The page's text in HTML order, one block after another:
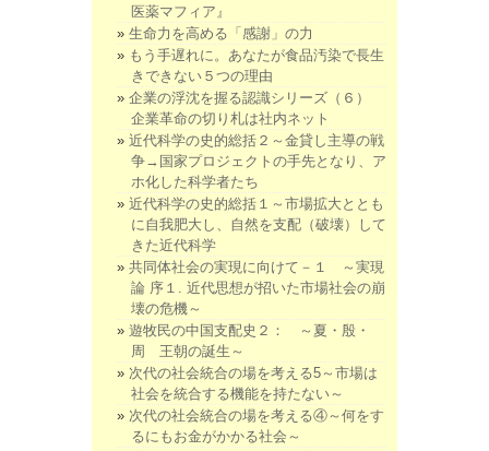
医薬マフィア』
生命力を高める「感謝」の力
もう手遅れに。あなたが食品汚染で長生
きできない５つの理由
企業の浮沈を握る認識シリーズ（６）
企業革命の切り札は社内ネット
近代科学の史的総括２～金貸し主導の戦
争→国家プロジェクトの手先となり、ア
ホ化した科学者たち
近代科学の史的総括１～市場拡大ととも
に自我肥大し、自然を支配（破壊）して
きた近代科学
共同体社会の実現に向けて－１ ～実現
論 序１. 近代思想が招いた市場社会の崩
壊の危機～
遊牧民の中国支配史２： ～夏・殷・
周 王朝の誕生～
次代の社会統合の場を考える5～市場は
社会を統合する機能を持たない～
次代の社会統合の場を考える④～何をす
るにもお金がかかる社会～